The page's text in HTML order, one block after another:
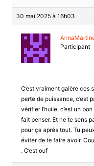
30 mai 2025 à 16h03
Participant
C’est vraiment galère ces
perte de puissance, c’est
vérifier l’huile, c’est un
fait penser. Et ne te sens
pour ça après tout. Tu
éviter de te faire avoir.
. C’est ouf